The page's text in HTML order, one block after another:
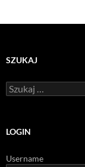
SZUKAJ
Szukaj:
LOGIN
Username